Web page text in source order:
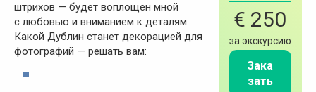
€ 250
за экскурсию
Зака
зать
штрихов — будет воплощен мной
с любовью и вниманием к деталям.
Какой Дублин станет декорацией для
фотографий — решать вам: